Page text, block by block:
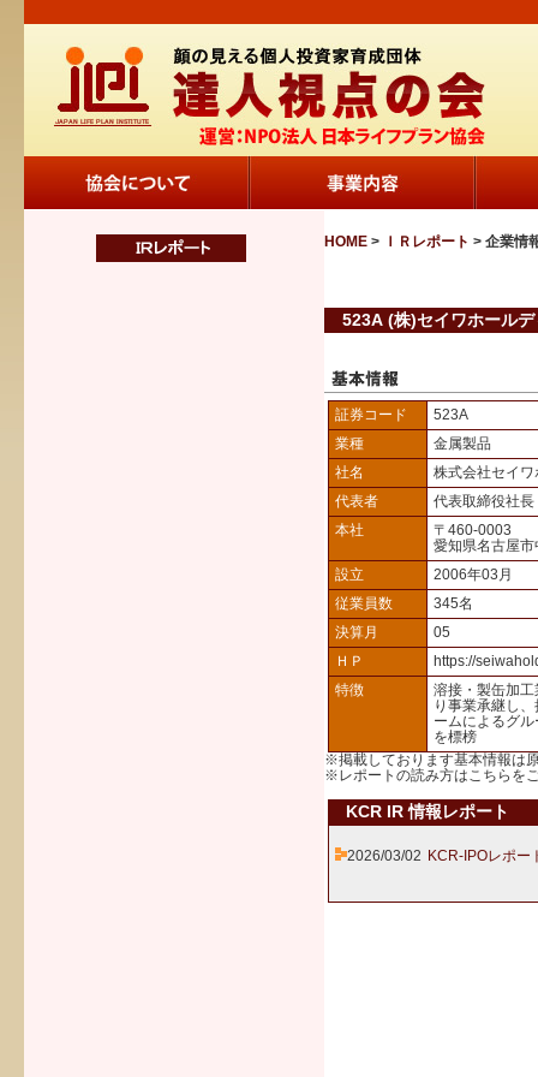
HOME > ＩＲレポート > 企業情
523A (株)セイワホール
証券コード
523A
業種
金属製品
社名
株式会社セイ
代表者
代表取締役社
本社
〒460-0003
愛知県名古屋
設立
2006年03月
従業員数
345名
決算月
05
ＨＰ
https://
特徴
溶接・製缶加
り事業承継し
ームによるグ
を標榜
※掲載しております基本情報は
※レポートの読み方はこちら を
KCR IR 情報レポート
2026/03/02 KCR-IPOレポー